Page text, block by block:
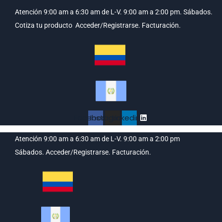
Atención 9:00 am a 6:30 am de L-V. 9:00 am a 2:00 pm. Sábados.
Cotiza tu producto Acceder/Registrarse. Facturación.
Facebook
InstagramLinkedin
Atención 9:00 am a 6:30 am de L-V. 9:00 am a 2:00 pm
Sábados. Acceder/Registrarse. Facturación.